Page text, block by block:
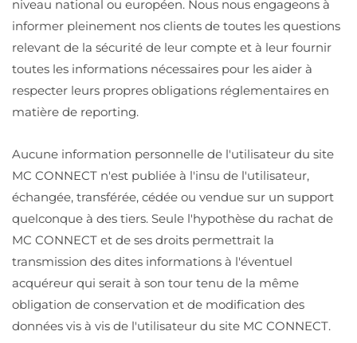
niveau national ou européen. Nous nous engageons à
informer pleinement nos clients de toutes les questions
relevant de la sécurité de leur compte et à leur fournir
toutes les informations nécessaires pour les aider à
respecter leurs propres obligations réglementaires en
matière de reporting.
Aucune information personnelle de l'utilisateur du site
MC CONNECT n'est publiée à l'insu de l'utilisateur,
échangée, transférée, cédée ou vendue sur un support
quelconque à des tiers. Seule l'hypothèse du rachat de
MC CONNECT et de ses droits permettrait la
transmission des dites informations à l'éventuel
acquéreur qui serait à son tour tenu de la même
obligation de conservation et de modification des
données vis à vis de l'utilisateur du site MC CONNECT.